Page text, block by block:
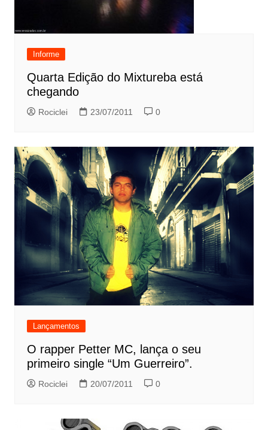
Informe
Quarta Edição do Mixtureba está
chegando
Rociclei 23/07/2011 0
Lançamentos
O rapper Petter MC, lança o seu
primeiro single “Um Guerreiro”.
Rociclei 20/07/2011 0